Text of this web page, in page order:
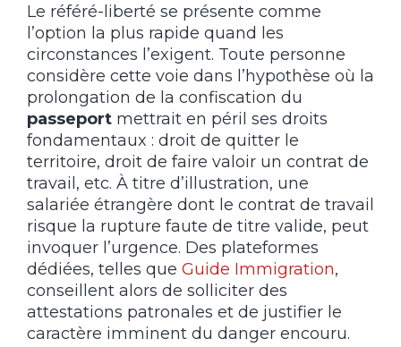
Le référé-liberté se présente comme
l’option la plus rapide quand les
circonstances l’exigent. Toute personne
considère cette voie dans l’hypothèse où la
prolongation de la confiscation du
passeport mettrait en péril ses droits
fondamentaux : droit de quitter le
territoire, droit de faire valoir un contrat de
travail, etc. À titre d’illustration, une
salariée étrangère dont le contrat de travail
risque la rupture faute de titre valide, peut
invoquer l’urgence. Des plateformes
dédiées, telles que Guide Immigration,
conseillent alors de solliciter des
attestations patronales et de justifier le
caractère imminent du danger encouru.